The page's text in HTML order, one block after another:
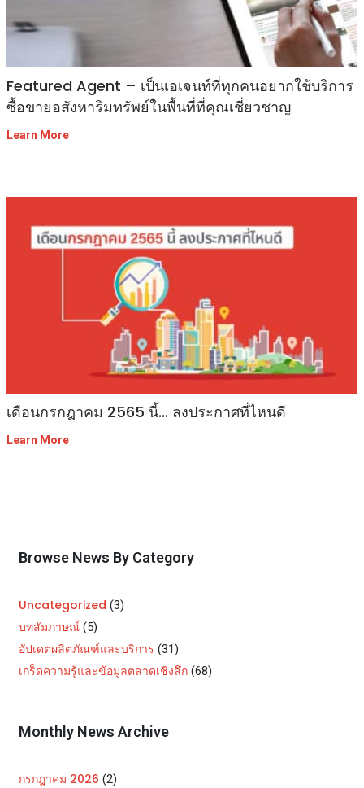
Featured Agent – เป็นเอเจนท์ที่ทุกคนอยากใช้บริการ
ซื้อขายอสังหาริมทรัพย์ในพื้นที่ที่คุณเชี่ยวชาญ
Learn More
เดือนกรกฎาคม 2565 นี้… ลงประกาศที่ไหนดี
Learn More
Browse News By Category
Uncategorized (3)
บทสัมภาษณ์ (5)
อัปเดตผลิตภัณฑ์และบริการ (31)
เกร็ดความรู้และข้อมูลตลาดเชิงลึก (68)
Monthly News Archive
กรกฎาคม 2026 (2)